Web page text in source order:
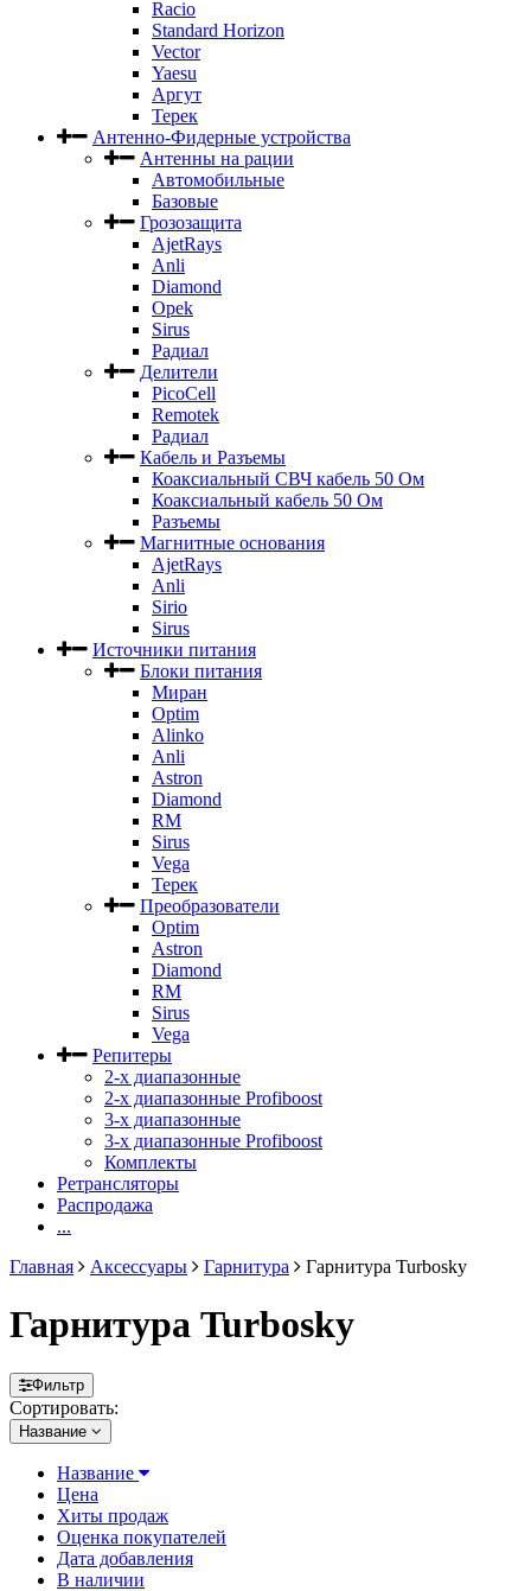
Racio
Standard Horizon
Vector
Yaesu
Аргут
Терек
Антенно-Фидерные устройства
Антенны на рации
Автомобильные
Базовые
Грозозащита
AjetRays
Anli
Diamond
Opek
Sirus
Радиал
Делители
PicoCell
Remotek
Радиал
Кабель и Разъемы
Коаксиальный СВЧ кабель 50 Ом
Коаксиальный кабель 50 Ом
Разъемы
Магнитные основания
AjetRays
Anli
Sirio
Sirus
Источники питания
Блоки питания
Миран
Optim
Alinko
Anli
Astron
Diamond
RM
Sirus
Vega
Терек
Преобразователи
Optim
Astron
Diamond
RM
Sirus
Vega
Репитеры
2-х диапазонные
2-х диапазонные Profiboost
3-х диапазонные
3-х диапазонные Profiboost
Комплекты
Ретрансляторы
Распродажа
...
Главная
Аксессуары Гарнитура Гарнитура Turbosky
Гарнитура Turbosky
Фильтр
Сортировать:
Название
Название
Цена
Хиты продаж
Оценка покупателей
Дата добавления
В наличии